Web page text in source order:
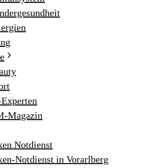
Magazin
Notdienst
Notdienst in Vorarlberg